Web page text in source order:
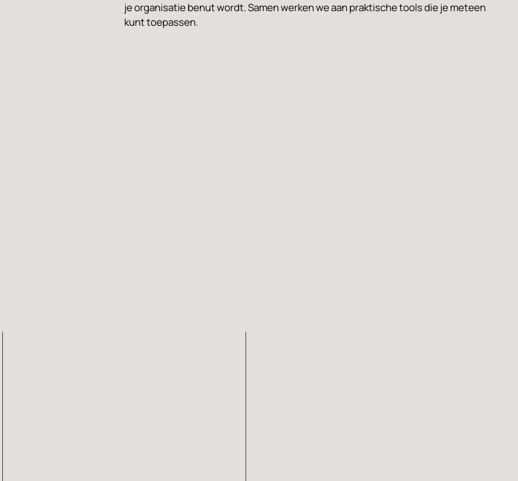
je organisatie benut wordt. Samen werken we aan praktische tools die je meteen
kunt toepassen.